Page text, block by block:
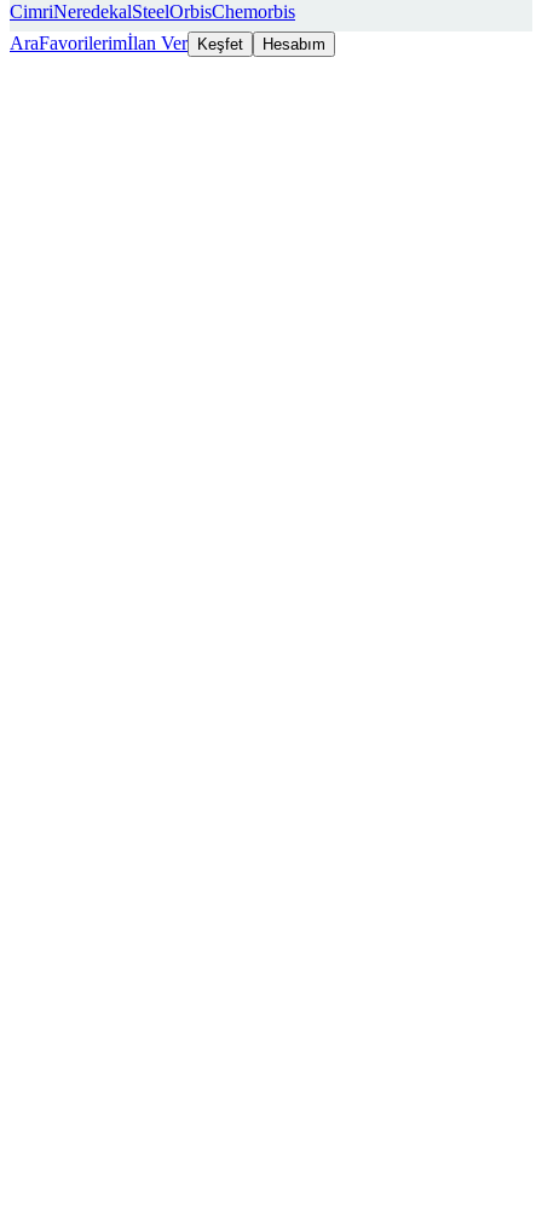
CimriNeredekalSteelOrbisChemorbis
AraFavorilerimİlan Ver Keşfet Hesabım